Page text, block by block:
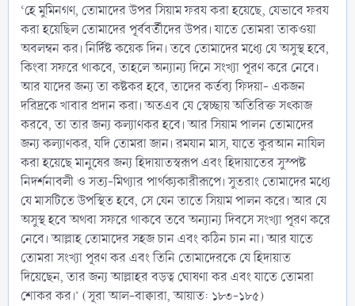
‘হে মুমিনগণ, তোমাদের উপর সিয়াম ফরয করা হয়েছে, যেভাবে ফরয
করা হয়েছিল তোমাদের পূর্ববর্তীদের উপর। যাতে তোমরা তাকওয়া
অবলম্বন কর। নির্দিষ্ট কয়েক দিন। তবে তোমাদের মধ্যে যে অসুস্থ হবে,
কিংবা সফরে থাকবে, তাহলে অন্যান্য দিনে সংখ্যা পূরণ করে নেবে।
আর যাদের জন্য তা কষ্টকর হবে, তাদের কর্তব্য ফিদয়া- একজন
দরিদ্রকে খাবার প্রদান করা। অতএব যে স্বেচ্ছায় অতিরিক্ত সৎকাজ
করবে, তা তার জন্য কল্যাণকর হবে। আর সিয়াম পালন তোমাদের
জন্য কল্যাণকর, যদি তোমরা জান। রমযান মাস, যাতে কুরআন নাযিল
করা হয়েছে মানুষের জন্য হিদায়াতস্বরূপ এবং হিদায়াতের সুস্পষ্ট
নিদর্শনাবলী ও সত্য-মিথ্যার পার্থক্যকারীরূপে। সুতরাং তোমাদের মধ্যে
যে মাসটিতে উপস্থিত হবে, সে যেন তাতে সিয়াম পালন করে। আর যে
অসুস্থ হবে অথবা সফরে থাকবে তবে অন্যান্য দিবসে সংখ্যা পূরণ করে
নেবে। আল্লাহ তোমাদের সহজ চান এবং কঠিন চান না। আর যাতে
তোমরা সংখ্যা পূরণ কর এবং তিনি তোমাদেরকে যে হিদায়াত
দিয়েছেন, তার জন্য আল্লাহর বড়ত্ব ঘোষণা কর এবং যাতে তোমরা
শোকর কর।’ (সূরা আল-বাক্বারা, আয়াত: ১৮৩-১৮৫)